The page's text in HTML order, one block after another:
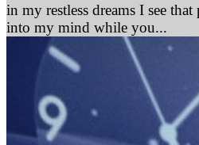
in my restless dreams I see
into my mind while you...